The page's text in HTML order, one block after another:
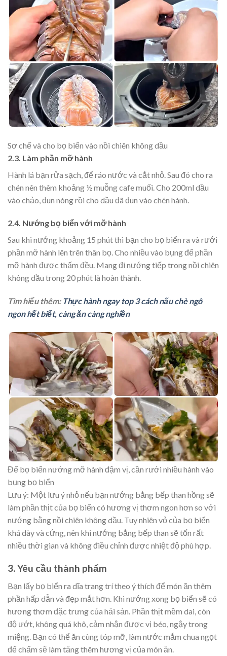
Sơ chế và cho bọ biển vào nồi chiên không dầu
2.3. Làm phần mỡ hành
Hành lá bạn rửa sạch, để ráo nước và cắt nhỏ. Sau đó cho ra
chén nên thêm khoảng ½ muỗng cafe muối. Cho 200ml dầu
vào chảo, đun nóng rồi cho dầu đã đun vào chén hành.
2.4. Nướng bọ biển với mỡ hành
Sau khi nướng khoảng 15 phút thì bạn cho bọ biển ra và rưới
phần mỡ hành lên trên thân bọ. Cho nhiều vào bụng để phần
mỡ hành được thấm đều. Mang đi nướng tiếp trong nồi chiên
không dầu trong 20 phút là hoàn thành.
Tìm hiểu thêm: Thực hành ngay top 3 cách nấu chè ngô
ngon hết biết, càng ăn càng nghiền
Để bọ biển nướng mỡ hành đậm vị, cần rưới nhiều hành vào
bụng bọ biển
Lưu ý: Một lưu ý nhỏ nếu bạn nướng bằng bếp than hồng sẽ
làm phần thịt của bọ biển có hương vị thơm ngon hơn so với
nướng bằng nồi chiên không dầu. Tuy nhiên vỏ của bọ biển
khá dày và cứng, nên khi nướng bằng bếp than sẽ tốn rất
nhiều thời gian và không điều chỉnh được nhiệt độ phù hợp.
3. Yêu cầu thành phẩm
Bạn lấy bọ biển ra dĩa trang trí theo ý thích để món ăn thêm
phần hấp dẫn và đẹp mắt hơn. Khi nướng xong bọ biển sẽ có
hương thơm đặc trưng của hải sản. Phần thịt mềm dai, còn
độ ướt, không quá khô, cảm nhận được vị béo, ngậy trong
miệng. Bạn có thể ăn cùng tóp mỡ, làm nước mắm chua ngọt
để chấm sẽ làm tăng thêm hương vị của món ăn.